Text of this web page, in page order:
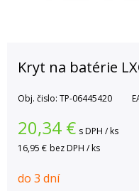
Kryt na batérie
Obj. čislo: TP-06445420
20,34 € s DPH / ks
16,95 € bez DPH / ks
do 3 dní